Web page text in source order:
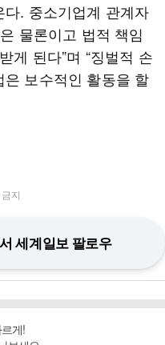
. 중소기업계 관계자
물론이고 법적 책임
게 된다”며 “징벌적 손
보수적인 활동을 할
지
세계일보 팔로우
게!